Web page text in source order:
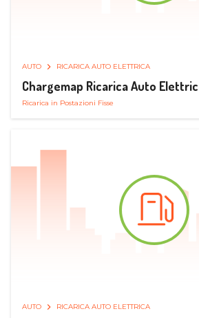
AUTO RICARICA AUTO ELETTRICA
Chargemap Ricarica Auto
Ricarica in Postazioni Fisse
AUTO RICARICA AUTO ELETTRICA